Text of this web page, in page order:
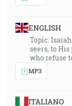
ENGLISH
Topic: Isaiah
seers, to
who refuse
MP3
ITALIANO